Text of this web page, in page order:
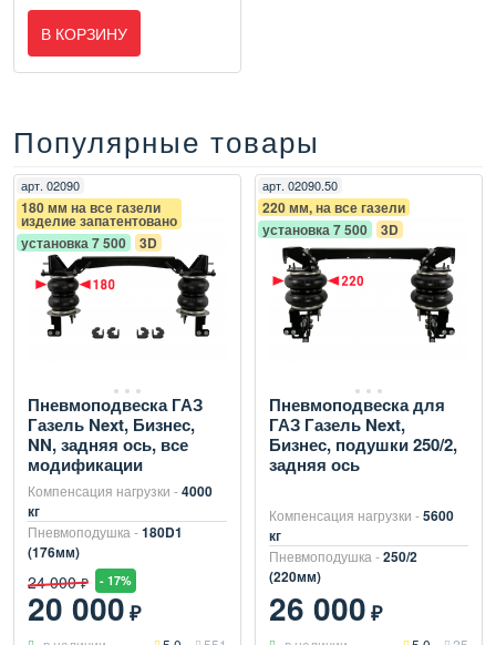
В КОРЗИНУ
Популярные товары
арт. 02090
180 мм на все газели
изделие запатентовано
установка 7 500
3D
Пневмоподвеска ГАЗ
Газель Next, Бизнес,
NN, задняя ось, все
модификации
Компенсация нагрузки -4000
кг
Пневмоподушка -180D1
(176мм)
24 000 ₽ - 17%
20 000₽
арт. 02090.50
220 мм, на все газели
установка 7 500
3D
Пневмоподвеска для
ГАЗ Газель Next,
Бизнес, подушки 250/2,
задняя ось
Компенсация нагрузки -5600
кг
Пневмоподушка -250/2
(220мм)
26 000₽